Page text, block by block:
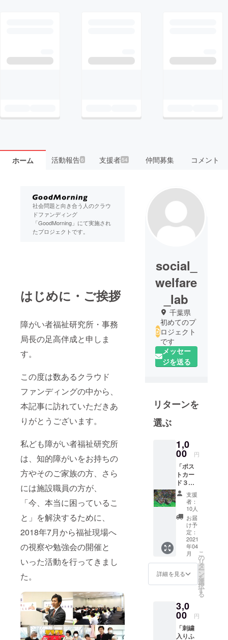
ホーム 活動報告6 支援者54 仲間募集 コメント
社会問題と向き合う人のクラウ
ドファンディング
「GoodMorning」にて実施され
たプロジェクトです。
はじめに・ご挨拶
障がい者福祉研究所・事務
局長の足高伴成と申しま
す。
この度は数あるクラウド
ファンディングの中から、
本記事に訪れていただきあ
りがとうございます。
私ども障がい者福祉研究所
は、知的障がいをお持ちの
方やそのご家族の方、さら
には施設職員の方が、
「今、本当に困っているこ
と」を解決するために、
2018年7月から福祉現場へ
の視察や勉強会の開催と
いった活動を行ってきまし
た。
social_
welfare
_lab
千葉県
初めてのプ
ロジェクト
です
メッセー
ジを送る
リターンを
選ぶ
1,0
00 円
「ポス
トカー
ド３枚
セッ
ト」支援
者：
10人
お届
け予
定：
2021
年04
月
詳細を見る
こ
の
リ
タ
ー
ン
を
選
択
す
る
3,0
00 円
「刺繍
入りふ